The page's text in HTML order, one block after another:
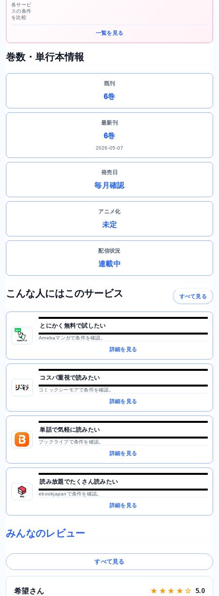
各サービ
スの条件
を比較
一覧を見る
巻数・単行本情報
既刊
6巻
最新刊
6巻
2026-05-07
発売日
毎月確認
アニメ化
未定
配信状況
連載中
こんな人にはこのサービス すべて見る
とにかく無料で試したい
Amebaマンガで条件を確認。
詳細を見る
コスパ重視で読みたい
コミックシーモアで条件を確認。
詳細を見る
単話で気軽に読みたい
ブックライブで条件を確認。
詳細を見る
読み放題でたくさん読みたい
ebookjapanで条件を確認。
詳細を見る
みんなのレビュー
すべて見る
希望さん ★ ★ ★ ★ ☆ 5.0